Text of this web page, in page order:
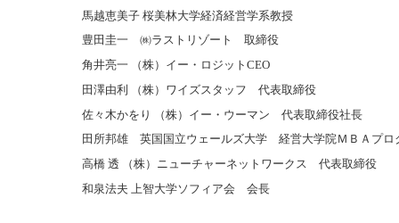
馬越恵美子 桜美林大学経済経営学系教授
豊田圭一 ㈱ラストリゾート 取締役
角井亮一
（株）イー・ロジット CEO
田澤由利
（株）ワイズスタッフ 代表取締役
佐々木かをり
（株）イー・ウーマン 代表取締役社長
田所邦雄 英国国立ウェールズ大学 経営大学院ＭＢＡプロ
高橋 透
（株）ニューチャーネットワークス 代表取締役
和泉法夫
上智大学ソフィア会 会長